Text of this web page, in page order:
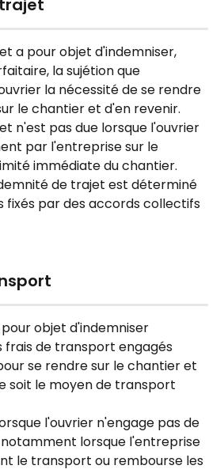
a pour objet d'indemniser,
la sujétion que
la nécessité de se rendre
le chantier et d'en revenir.
n'est pas due lorsque l'ouvrier
par l'entreprise sur le
immédiate du chantier.
de trajet est déterminé
fixés par des accords collectifs
objet d'indemniser
de transport engagés
se rendre sur le chantier et
soit le moyen de transport
l'ouvrier n'engage pas de
lorsque l'entreprise
le transport ou rembourse les